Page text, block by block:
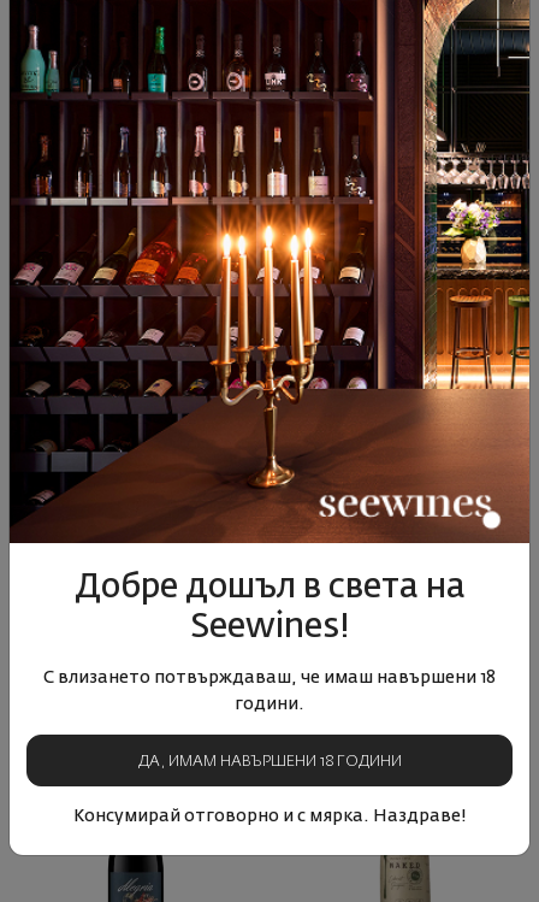
България
Каберне Совиньон | Мерло
51
България Совиньон Блан
38 90 лв.
Шато Копса Страдивариус
Селекшън Блан 2024
България | Купаж
6IX Шардоне Барел
Ферментед Шато Копса 2020
България | Шардоне
Добре дошъл в света на
Seewines!
С влизането потвърждаваш, че имаш навършени 18
години.
ДА, ИМАМ НАВЪРШЕНИ 18 ГОДИНИ
Консумирай отговорно и с мярка. Наздраве!